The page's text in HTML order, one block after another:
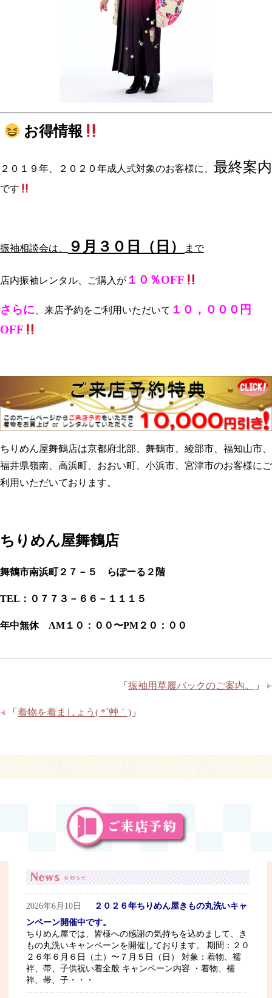
お得情報
２０１９年、２０２０年成人式対象のお客様に、 最終案内
です
振袖相談会は、 ９月３０日（日） まで
店内振袖レンタル、ご購入が １０％OFF
さらに 、来店予約をご利用いただいて １０，０００円
OFF
ちりめん屋舞鶴店は京都府北部、舞鶴市、綾部市、福知山市、
福井県嶺南、高浜町、おおい町、小浜市、宮津市のお客様にご
利用いただいております。
ちりめん屋舞鶴店
舞鶴市南浜町２７－５ らぽーる２階
TEL：０７７３－６６－１１１５
年中無休 AM１０：００〜PM２０：００
「 振袖用草履バックのご案内。 」
「 着物を着ましょう( *´艸｀) 」
2026年6月10日
２０２６年ちりめん屋きもの丸洗いキャ
ンペーン開催中です。
ちりめん屋では、皆様への感謝の気持ちを込めまして、き
もの丸洗いキャンペーンを開催しております。 期間：２０
２６年６月６日（土）〜７月５日（日） 対象：着物、襦
袢、帯、子供祝い着全般 キャンペーン内容 ・着物、襦
袢、帯、子・・・